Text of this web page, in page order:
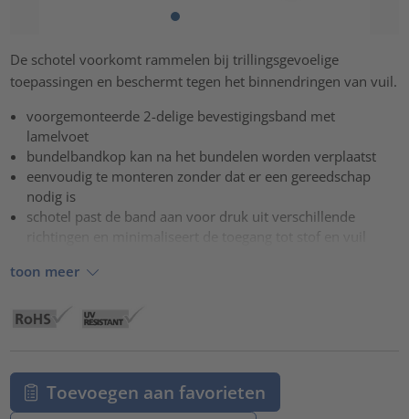
De schotel voorkomt rammelen bij trillingsgevoelige
toepassingen en beschermt tegen het binnendringen van vuil.
voorgemonteerde 2-delige bevestigingsband met
lamelvoet
bundelbandkop kan na het bundelen worden verplaatst
eenvoudig te monteren zonder dat er een gereedschap
nodig is
schotel past de band aan voor druk uit verschillende
richtingen en minimaliseert de toegang tot stof en vuil
toon meer
Toevoegen aan favorieten